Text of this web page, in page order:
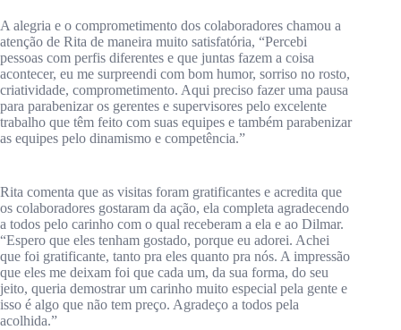
A alegria e o comprometimento dos colaboradores chamou a
atenção de Rita de maneira muito satisfatória, “Percebi
pessoas com perfis diferentes e que juntas fazem a coisa
acontecer, eu me surpreendi com bom humor, sorriso no rosto,
criatividade, comprometimento. Aqui preciso fazer uma pausa
para parabenizar os gerentes e supervisores pelo excelente
trabalho que têm feito com suas equipes e também parabenizar
as equipes pelo dinamismo e competência.”
Rita comenta que as visitas foram gratificantes e acredita que
os colaboradores gostaram da ação, ela completa agradecendo
a todos pelo carinho com o qual receberam a ela e ao Dilmar.
“Espero que eles tenham gostado, porque eu adorei. Achei
que foi gratificante, tanto pra eles quanto pra nós. A impressão
que eles me deixam foi que cada um, da sua forma, do seu
jeito, queria demostrar um carinho muito especial pela gente e
isso é algo que não tem preço. Agradeço a todos pela
acolhida.”